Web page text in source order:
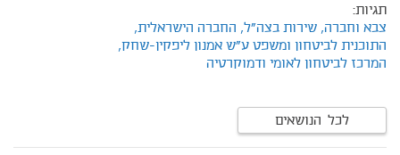
תגיות:
צבא וחברה, שירות בצה"ל, החברה הישראלית,
התוכנית לביטחון ומשפט ע"ש אמנון ליפקין-שחק,
המרכז לביטחון לאומי ודמוקרטיה
לכל הנושאים